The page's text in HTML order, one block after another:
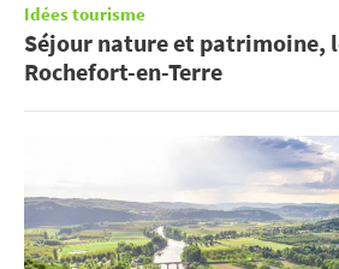
Idées tourisme
Séjour nature et patrimoine,
Rochefort-en-Terre